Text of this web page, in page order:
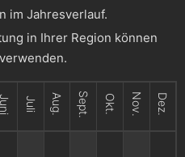
im Jahresverlauf.
in Ihrer Region können
Juni Juli Aug. Sept. Okt. Nov. Dez.